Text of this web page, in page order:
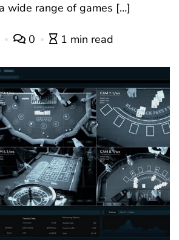
wide range of games […]
0 1 min read